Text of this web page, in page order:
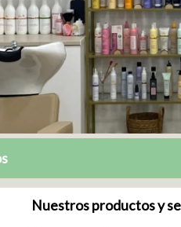
Nuestros productos y